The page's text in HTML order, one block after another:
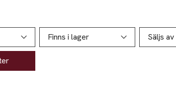
Finns i lager Säljs av